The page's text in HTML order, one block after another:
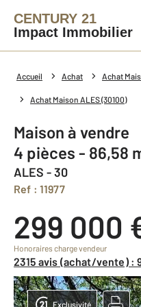
CENTURY 21
Impact Immobilier
Accueil Achat Achat
Achat Maison ALES (30100)
Maison à vendre
4 pièces - 86,58
ALES - 30
Ref : 11977
299 000
Honoraires charge vendeur
2315 avis (achat/vente) :
Exclusivité